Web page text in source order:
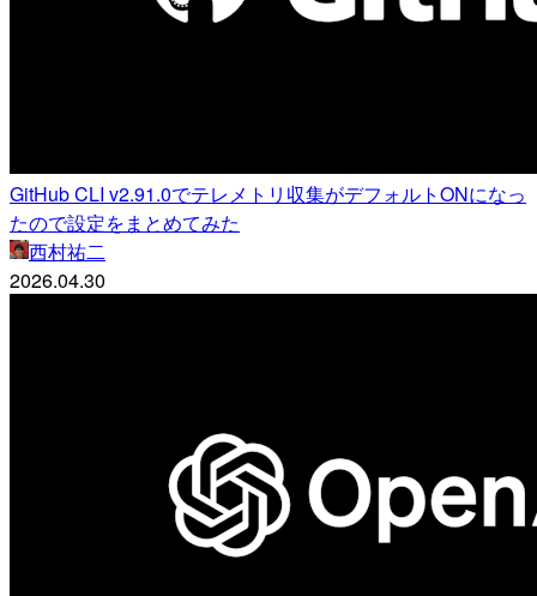
GitHub CLI v2.91.0でテレメトリ収集がデフォルトONになっ
たので設定をまとめてみた
西村祐二
2026.04.30